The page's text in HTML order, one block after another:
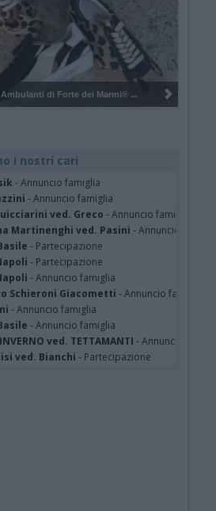
del bosco del Rugareto a ...
i nostri cari
- Annuncio famiglia
- Annuncio famiglia
ved. Greco - Annuncio famiglia
Martinenghi ved. Pasini - Annuncio famiglia
- Partecipazione
- Partecipazione
- Annuncio famiglia
Schieroni Giacometti - Annuncio famiglia
- Annuncio famiglia
- Annuncio famiglia
ved. TETTAMANTI - Annuncio famiglia
ved. Bianchi - Partecipazione